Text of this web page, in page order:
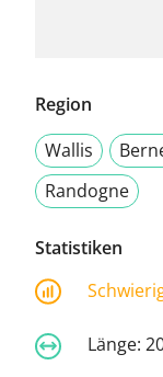
Region
Wallis
Randogne
Statistiken
Länge: